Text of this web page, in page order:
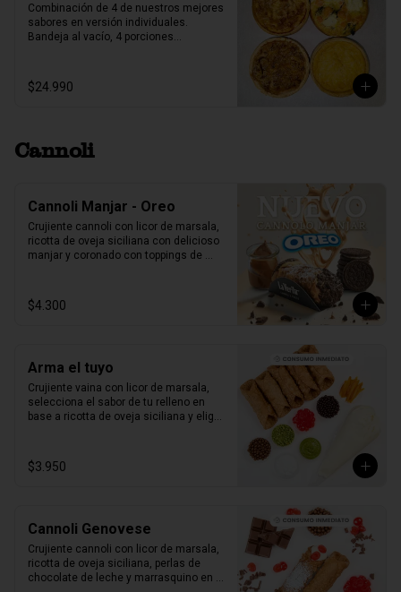
Combinación de 4 de nuestros mejores
sabores en versión individuales.
Bandeja al vacío, 4 porciones
$24.990
Cannoli
Cannoli Manjar - Oreo
Crujiente cannoli con licor de marsala,
ricotta de oveja siciliana con delicioso
manjar y coronado con toppings de
$4.300
Arma el tuyo
Crujiente vaina con licor de marsala,
selecciona el sabor de tu relleno en
base a ricotta de oveja siciliana y elige
1 unidad tamaño L
$3.950
Cannoli Genovese
Crujiente cannoli con licor de marsala,
ricotta de oveja siciliana, perlas de
chocolate de leche y marrasquino en